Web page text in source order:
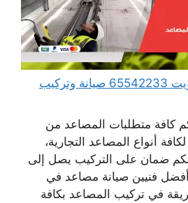
صيانة مصاعد في الكويت 65542233 صيانة وتركيب
كافة متطلبات المصاعد من
أنواع المصاعد التجارية،
لكم ضمان على التركيب يصل إلى
أفضل فنيين صيانة مصاعد في
في تركيب المصاعد بكافة